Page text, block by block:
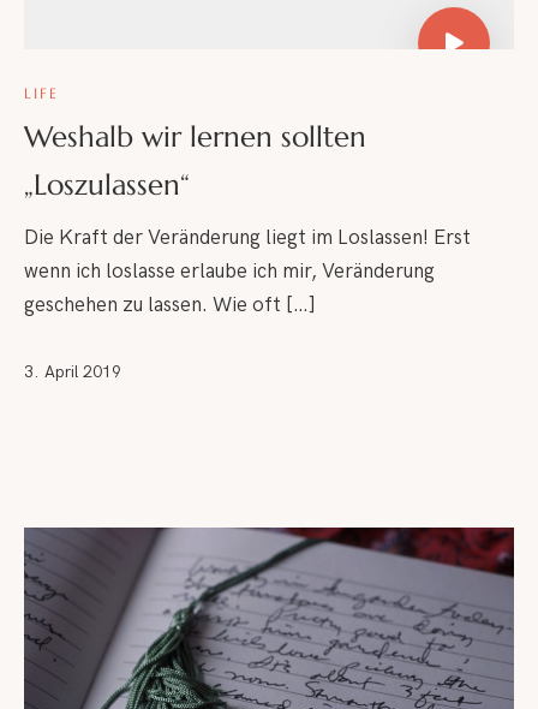
LIFE
Weshalb wir lernen sollten
„Loszulassen“
Die Kraft der Veränderung liegt im Loslassen! Erst
wenn ich loslasse erlaube ich mir, Veränderung
geschehen zu lassen. Wie oft […]
3. April 2019